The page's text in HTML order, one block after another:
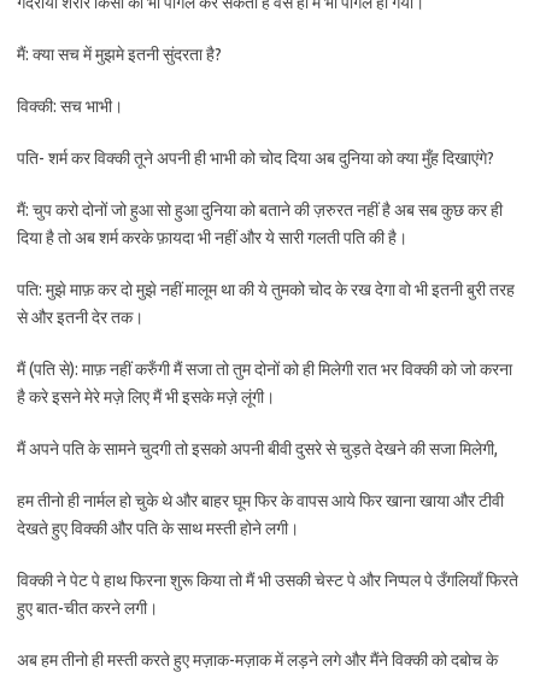
मैं: क्या सच में मुझमे इतनी सुंदरता है?
विक्की: सच भाभी।
पति- शर्म कर विक्की तूने अपनी ही भाभी को चोद दिया अब दुनिया को क्या मुँह दिखाएंगे?
मैं: चुप करो दोनों जो हुआ सो हुआ दुनिया को बताने की ज़रुरत नहीं है अब सब कुछ कर ही
दिया है तो अब शर्म करके फ़ायदा भी नहीं और ये सारी गलती पति की है।
पति: मुझे माफ़ कर दो मुझे नहीं मालूम था की ये तुमको चोद के रख देगा वो भी इतनी बुरी तरह
से और इतनी देर तक।
मैं (पति से): माफ़ नहीं करुँगी मैं सजा तो तुम दोनों को ही मिलेगी रात भर विक्की को जो करना
है करे इसने मेरे मज़े लिए मैं भी इसके मज़े लूंगी।
मैं अपने पति के सामने चुदगी तो इसको अपनी बीवी दुसरे से चुड़ते देखने की सजा मिलेगी,
हम तीनो ही नार्मल हो चुके थे और बाहर घूम फिर के वापस आये फिर खाना खाया और टीवी
देखते हुए विक्की और पति के साथ मस्ती होने लगी।
विक्की ने पेट पे हाथ फिरना शुरू किया तो मैं भी उसकी चेस्ट पे और निप्पल पे उँगलियाँ फिरते
हुए बात-चीत करने लगी।
अब हम तीनो ही मस्ती करते हुए मज़ाक-मज़ाक में लड़ने लगे और मैंने विक्की को दबोच के